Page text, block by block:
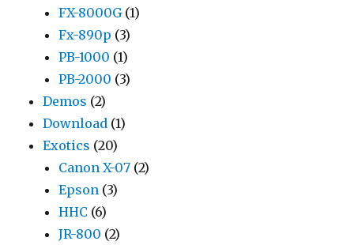
FX-8000G(1)
Fx-890p (3)
PB-1000 (1)
PB-2000 (3)
Demos (2)
Download (1)
Exotics (20)
Canon X-07 (2)
Epson (3)
HHC (6)
JR-800 (2)